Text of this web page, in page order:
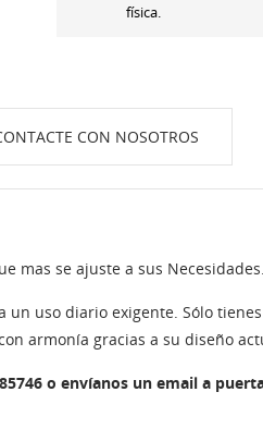
física.
CON NOSOTROS
mas se ajuste a sus Necesidades.
uso diario exigente. Sólo
armonía gracias a su diseño
o envíanos un email a